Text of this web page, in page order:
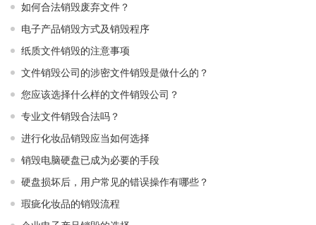
如何合法销毁废弃文件？
电子产品销毁方式及销毁程序
纸质文件销毁的注意事项
文件销毁公司的涉密文件销毁是做什么的？
您应该选择什么样的文件销毁公司？
专业文件销毁合法吗？
进行化妆品销毁应当如何选择
销毁电脑硬盘已成为必要的手段
硬盘损坏后，用户常见的错误操作有哪些？
瑕疵化妆品的销毁流程